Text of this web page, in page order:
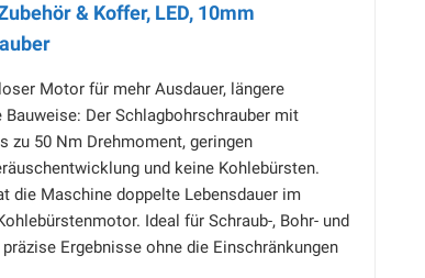
& Koffer, LED, 10mm
Motor für mehr Ausdauer, längere
Der Schlagbohrschrauber mit
50 Nm Drehmoment, geringen
und keine Kohlebürsten.
die Maschine doppelte Lebensdauer im
Ideal für Schraub-, Bohr- und
Ergebnisse ohne die Einschränkungen